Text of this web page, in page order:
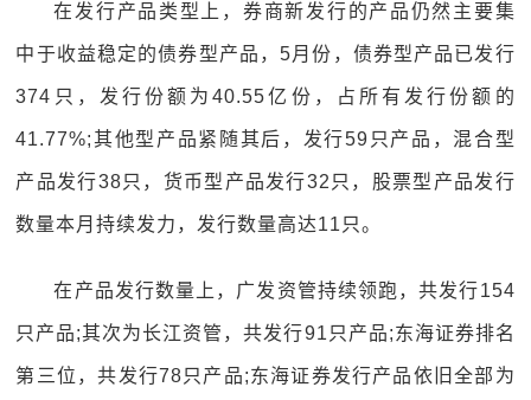
在发行产品类型上，券商新发行的产品仍然主要集
中于收益稳定的债券型产品，5月份，债券型产品已发行
374只，发行份额为40.55亿份，占所有发行份额的
41.77%;其他型产品紧随其后，发行59只产品，混合型
产品发行38只，货币型产品发行32只，股票型产品发行
数量本月持续发力，发行数量高达11只。
在产品发行数量上，广发资管持续领跑，共发行154
只产品;其次为长江资管，共发行91只产品;东海证券排名
第三位，共发行78只产品;东海证券发行产品依旧全部为